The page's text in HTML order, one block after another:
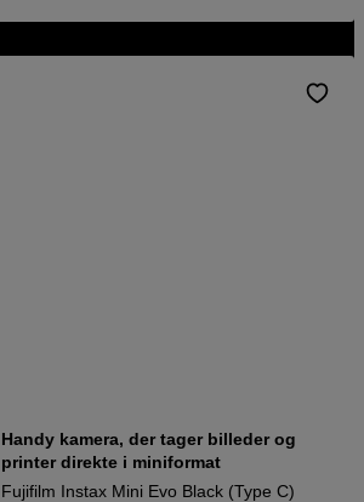
Handy kamera, der tager billeder og
printer direkte i miniformat
Fujifilm Instax Mini Evo Black (Type C)